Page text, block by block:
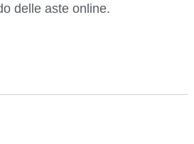
delle aste online.